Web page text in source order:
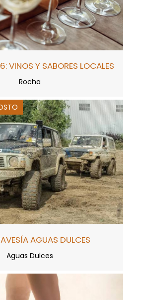
VINOS Y SABORES LOCALES
Rocha
AGUAS DULCES
Aguas Dulces